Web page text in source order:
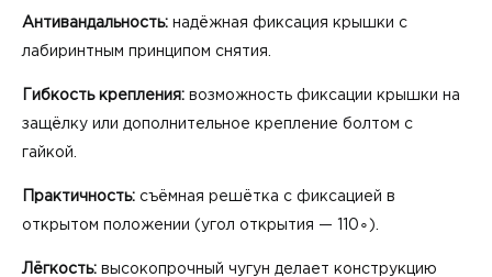
Антивандальность: надёжная фиксация крышки с
лабиринтным принципом снятия.
Гибкость крепления: возможность фиксации крышки на
защёлку или дополнительное крепление болтом с
гайкой.
Практичность: съёмная решётка с фиксацией в
открытом положении (угол открытия — 110∘).
Лёгкость: высокопрочный чугун делает конструкцию